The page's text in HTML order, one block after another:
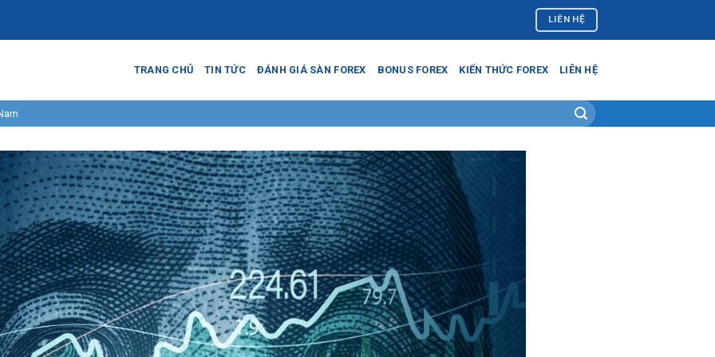
LIÊN HỆ
TRANG CHỦ TIN TỨC ĐÁNH GIÁ SÀN FOREX BONUS FOREX KIẾN THỨC FOREX LIÊN HỆ